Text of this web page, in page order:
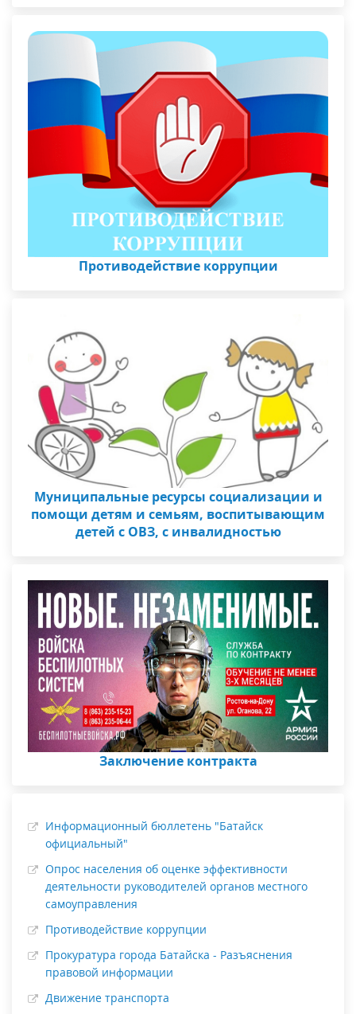
Противодействие коррупции
Муниципальные ресурсы социализации и
помощи детям и семьям, воспитывающим
детей с ОВЗ, с инвалидностью
Заключение контракта
Информационный бюллетень "Батайск
официальный"
Опрос населения об оценке эффективности
деятельности руководителей органов местного
самоуправления
Противодействие коррупции
Прокуратура города Батайска - Разъяснения
правовой информации
Движение транспорта